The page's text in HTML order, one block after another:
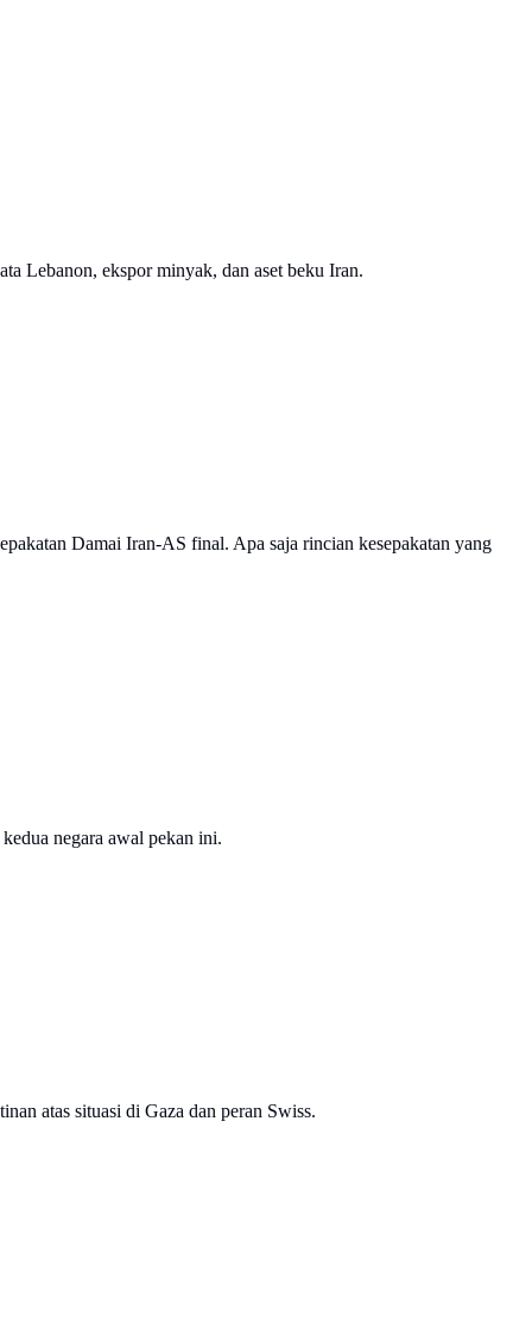
Lebanon, ekspor minyak, dan aset beku Iran.
Damai Iran-AS final. Apa saja rincian kesepakatan yang
negara awal pekan ini.
atas situasi di Gaza dan peran Swiss.